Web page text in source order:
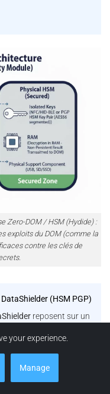
Zero-DOM / HSM (Hydide) :
exploits du DOM (comme la
contre les clés de
(HSM PGP)
reposent sur un
bits, et les fragments
et sécurisésdans le
, sans jamais
un état exploitable.
your experience.
Manage